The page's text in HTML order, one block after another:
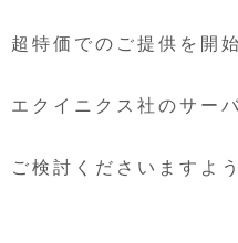
超特価でのご提供を開
エクイニクス社のサー
ご検討くださいますよ